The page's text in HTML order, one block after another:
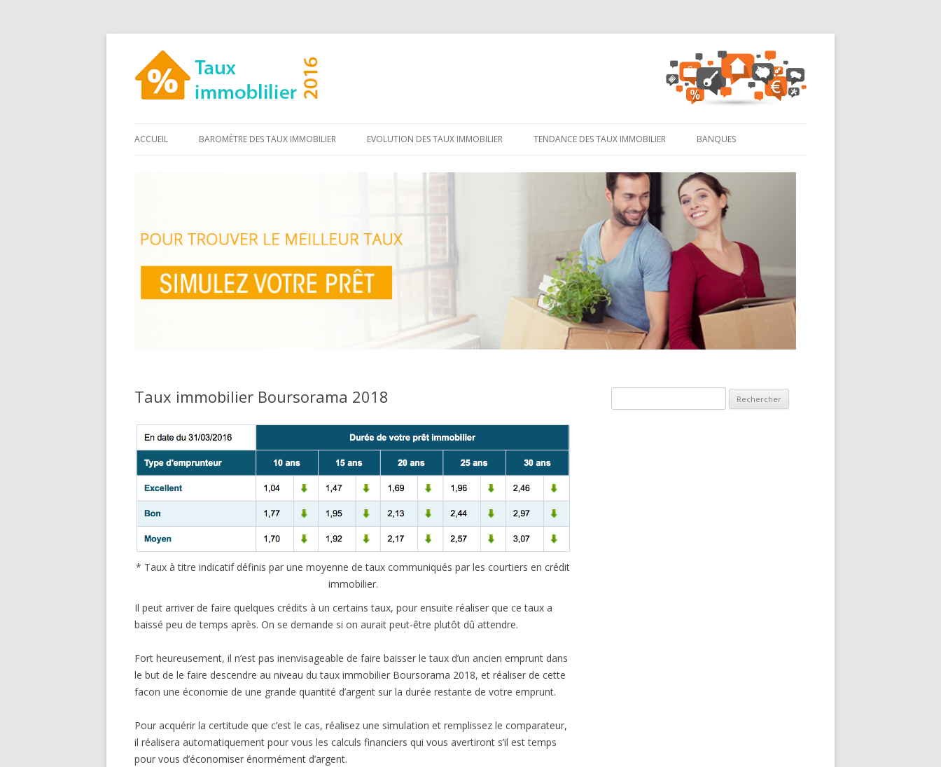
au
ACCUEIL BAROMÈTRE DES TAUX IMMOBILIER EVOLUTION DES TAUX IMMOBILIER TENDANCE DES TAUX IMMOBILIER BANQUES
Taux immobilier Boursorama 2018
* Taux à titre indicatif définis par une moyenne de taux communiqués par les courtiers en crédit
immobilier.
Il peut arriver de faire quelques crédits à un certains taux, pour ensuite réaliser que ce taux a
baissé peu de temps après. On se demande si on aurait peut-être plutôt dû attendre.
Fort heureusement, il n’est pas inenvisageable de faire baisser le taux d’un ancien emprunt dans
le but de le faire descendre au niveau du taux immobilier Boursorama 2018, et réaliser de cette
facon une économie de une grande quantité d’argent sur la durée restante de votre emprunt.
Pour acquérir la certitude que c’est le cas, réalisez une simulation et remplissez le comparateur,
il réalisera automatiquement pour vous les calculs financiers qui vous avertiront s’il est temps
pour vous d’économiser énormément d’argent.